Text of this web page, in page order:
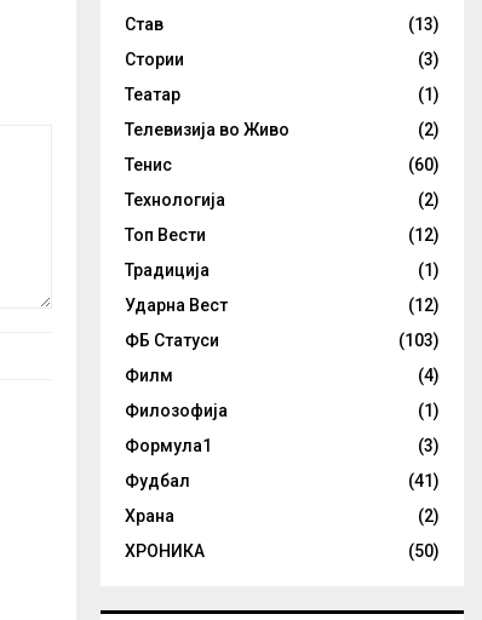
Став
(13)
Стории
(3)
Театар
(1)
Телевизија во Живо
(2)
Тенис
(60)
Технологија
(2)
Топ Вести
(12)
Традиција
(1)
Ударна Вест
(12)
ФБ Статуси
(103)
Филм
(4)
Филозофија
(1)
Формула1
(3)
Фудбал
(41)
Храна
(2)
ХРОНИКА
(50)